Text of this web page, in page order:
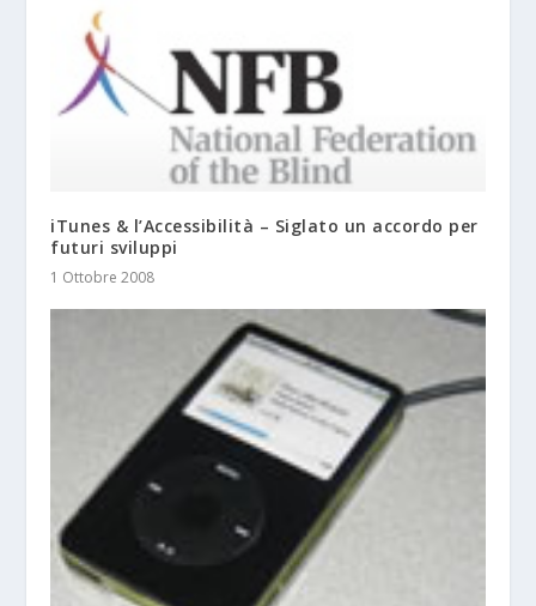
iTunes & l’Accessibilità – Siglato un accordo per
futuri sviluppi
1 Ottobre 2008